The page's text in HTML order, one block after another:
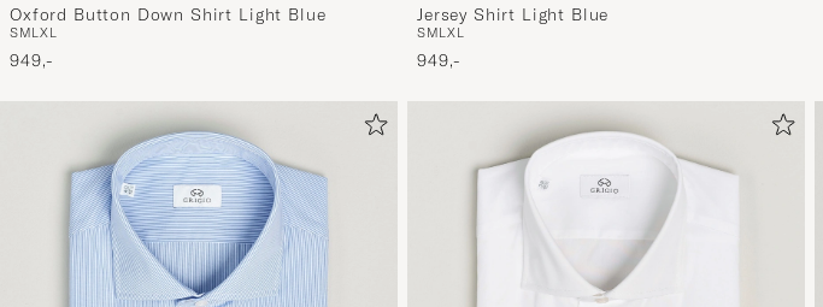
Oxford Button Down Shirt Light Blue
SMLXL
949,-
Jersey Shirt Light Blue
SMLXL
949,-